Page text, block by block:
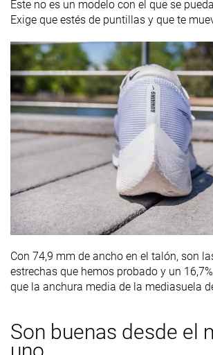
Este no es un modelo con el que se
Exige que estés de puntillas y que te
Con 74,9 mm de ancho en el talón, son
estrechas que hemos probado y un
que la anchura media de la mediasuela
Son buenas desde el